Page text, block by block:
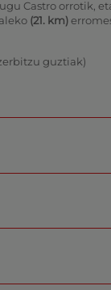
Castro orrotik,
(21. km)
guztiak)